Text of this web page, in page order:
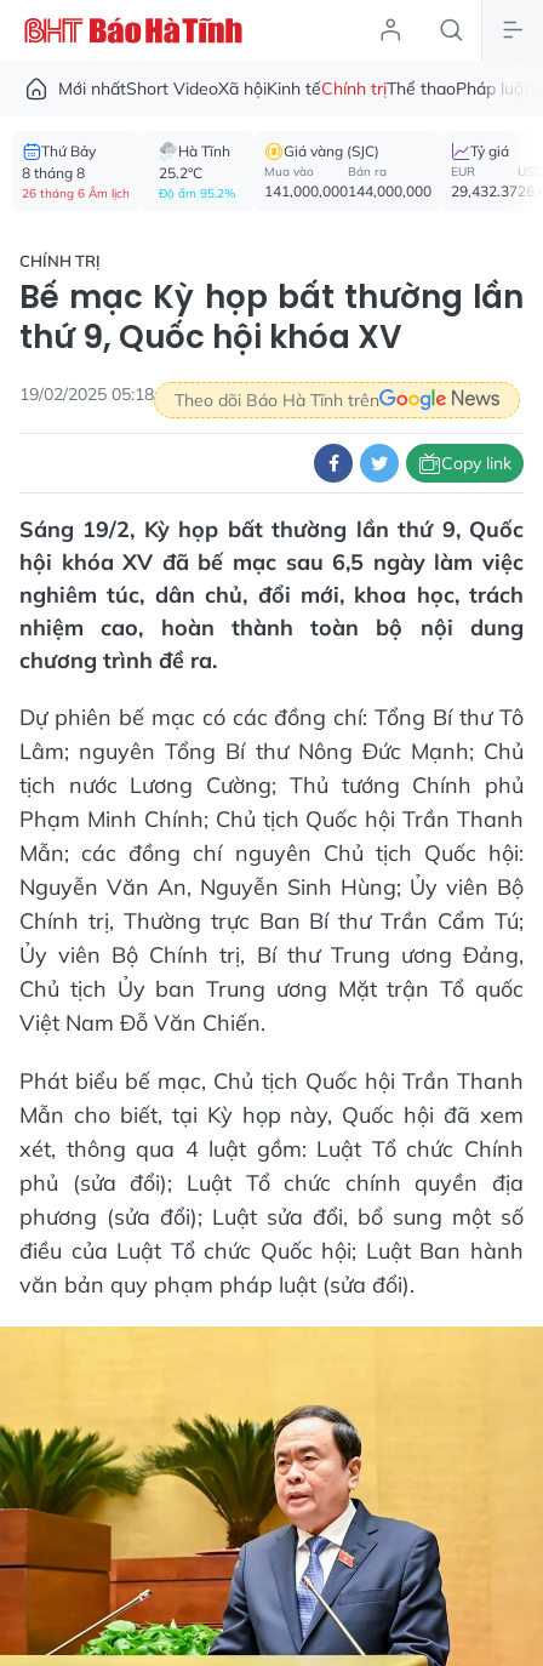
Mới nhấtShort VideoXã hộiKinh tếChính trịThể thaoPháp luật
Thứ Bảy
8 tháng 8
26 tháng 6 Âm lịch
Hà Tĩnh
25.2°C
Độ ẩm 95.2%
Giá vàng (SJC)
Mua vào
141,000,000
Bán ra
144,000,000
Tỷ giá
EUR
29,432.37
USD
CHÍNH TRỊ
Bế mạc Kỳ họp bất thường lần
thứ 9, Quốc hội khóa XV
19/02/2025 05:18 Theo dõi Báo Hà Tĩnh trên
Copy link
Sáng 19/2, Kỳ họp bất thường lần thứ 9, Quốc
hội khóa XV đã bế mạc sau 6,5 ngày làm việc
nghiêm túc, dân chủ, đổi mới, khoa học, trách
nhiệm cao, hoàn thành toàn bộ nội dung
chương trình đề ra.
Dự phiên bế mạc có các đồng chí: Tổng Bí thư Tô
Lâm; nguyên Tổng Bí thư Nông Đức Mạnh; Chủ
tịch nước Lương Cường; Thủ tướng Chính phủ
Phạm Minh Chính; Chủ tịch Quốc hội Trần Thanh
Mẫn; các đồng chí nguyên Chủ tịch Quốc hội:
Nguyễn Văn An, Nguyễn Sinh Hùng; Ủy viên Bộ
Chính trị, Thường trực Ban Bí thư Trần Cẩm Tú;
Ủy viên Bộ Chính trị, Bí thư Trung ương Đảng,
Chủ tịch Ủy ban Trung ương Mặt trận Tổ quốc
Việt Nam Đỗ Văn Chiến.
Phát biểu bế mạc, Chủ tịch Quốc hội Trần Thanh
Mẫn cho biết, tại Kỳ họp này, Quốc hội đã xem
xét, thông qua 4 luật gồm: Luật Tổ chức Chính
phủ (sửa đổi); Luật Tổ chức chính quyền địa
phương (sửa đổi); Luật sửa đổi, bổ sung một số
điều của Luật Tổ chức Quốc hội; Luật Ban hành
văn bản quy phạm pháp luật (sửa đổi).